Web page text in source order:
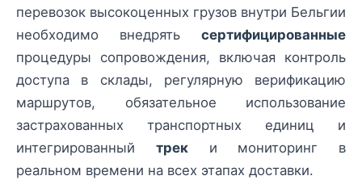
перевозок высокоценных грузов внутри Бельгии
необходимо внедрять сертифицированные
процедуры сопровождения, включая контроль
доступа в склады, регулярную верификацию
маршрутов, обязательное использование
застрахованных транспортных единиц и
интегрированный треки мониторинг в
реальном времени на всех этапах доставки.